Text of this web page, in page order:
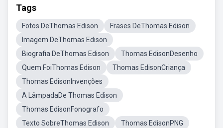
Tags
Fotos DeThomas Edison
Frases DeThomas Edison
Imagem DeThomas Edison
Biografia DeThomas Edison
Thomas EdisonDesenho
Quem FoiThomas Edison
Thomas EdisonCriança
Thomas EdisonInvenções
A LâmpadaDe Thomas Edison
Thomas EdisonFonografo
Texto SobreThomas Edison
Thomas EdisonPNG